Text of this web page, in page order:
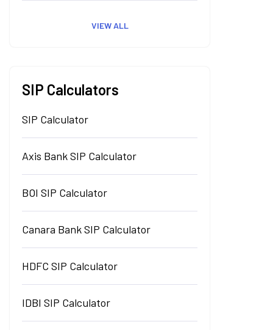
VIEW ALL
SIP Calculators
SIP Calculator
Axis Bank SIP Calculator
BOI SIP Calculator
Canara Bank SIP Calculator
HDFC SIP Calculator
IDBI SIP Calculator